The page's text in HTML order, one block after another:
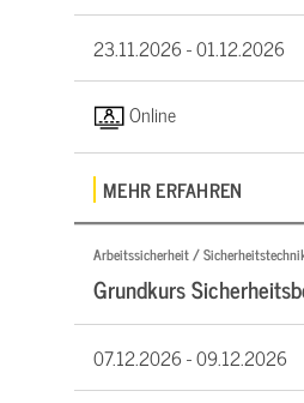
23.11.2026 -01.12.2026
Online
MEHR ERFAHREN
Arbeitssicherheit /
Grundkurs
07.12.2026 -09.12.2026